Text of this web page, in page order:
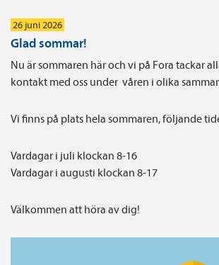
26 juni 2026
Glad sommar!
Nu är sommaren här och vi på Fora tackar
kontakt med oss under våren i olika
Vi finns på plats hela sommaren, följande
Vardagar i juli klockan 8-16
Vardagar i augusti klockan 8-17
Välkommen att höra av dig!